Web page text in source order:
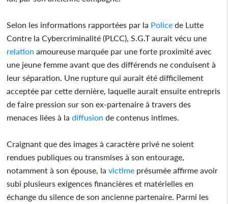
Selon les informations rapportées par la Police de Lutte
Contre la Cybercriminalité (PLCC), S.G.T aurait vécu une
relation amoureuse marquée par une forte proximité avec
une jeune femme avant que des différends ne conduisent à
leur séparation. Une rupture qui aurait été difficilement
acceptée par cette dernière, laquelle aurait ensuite entrepris
de faire pression sur son ex-partenaire à travers des
menaces liées à ladiffusion de contenus intimes.
Craignant que des images à caractère privé ne soient
rendues publiques ou transmises à son entourage,
notamment à son épouse, lavictime présumée affirme avoir
subi plusieurs exigences financières et matérielles en
échange du silence de son ancienne partenaire. Parmi les